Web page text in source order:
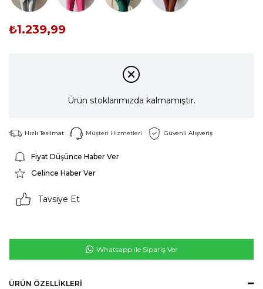
₺1.239,99
Ürün stoklarımızda kalmamıştır.
Hızlı Teslimat Müşteri Hizmetleri Güvenli Alışveriş
Fiyat Düşünce Haber Ver
Gelince Haber Ver
Tavsiye Et
Whatsapp ile Sipariş Ver
ÜRÜN ÖZELLIKLERI